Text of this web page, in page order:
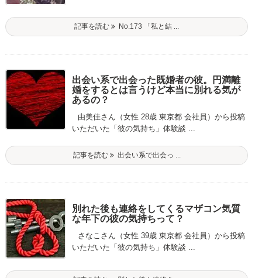
記事を読む No.173 「私と結 ...
出会い系で出会った既婚者の彼。円満離
婚をするとは言うけど本当に別れる気が
あるの？
由美佳さん（女性 28歳 東京都 会社員）から投稿
いただいた「彼の気持ち」体験談 ...
記事を読む 出会い系で出会っ ...
別れた後も連絡をしてくるマザコン気質
な年下の彼の気持ちって？
さなこさん（女性 39歳 東京都 会社員）から投稿
いただいた「彼の気持ち」体験談 ...